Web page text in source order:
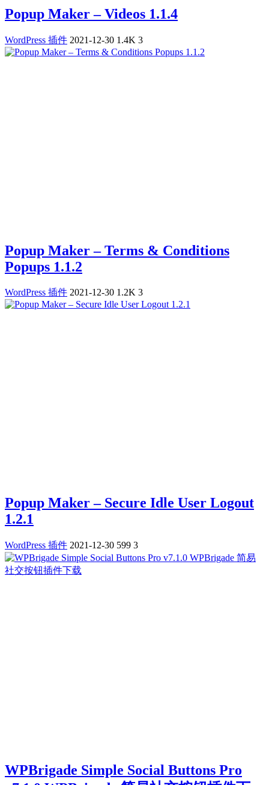
Popup Maker – Videos 1.1.4
WordPress 插件 2021-12-30 1.4K 3
Popup Maker – Terms & Conditions
Popups 1.1.2
WordPress 插件 2021-12-30 1.2K 3
Popup Maker – Secure Idle User Logout
1.2.1
WordPress 插件 2021-12-30 599 3
WPBrigade Simple Social Buttons Pro